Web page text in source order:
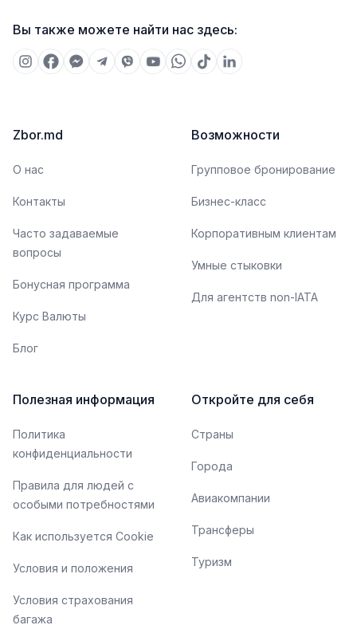
Вы также можете найти нас здесь:
Zbor.md
О нас
Контакты
Часто задаваемые
вопросы
Бонусная программа
Курс Валюты
Блог
Возможности
Групповое бронирование
Бизнес-класс
Корпоративным клиентам
Умные стыковки
Для агентств non-IATA
Полезная информация
Политика
конфиденциальности
Правила для людей с
особыми потребностями
Как используется Cookie
Условия и положения
Условия страхования
багажа
Откройте для себя
Страны
Города
Авиакомпании
Трансферы
Туризм